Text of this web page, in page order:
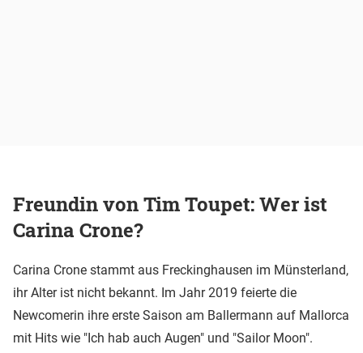
Freundin von Tim Toupet: Wer ist
Carina Crone?
Carina Crone stammt aus Freckinghausen im Münsterland,
ihr Alter ist nicht bekannt. Im Jahr 2019 feierte die
Newcomerin ihre erste Saison am Ballermann auf Mallorca
mit Hits wie "Ich hab auch Augen" und "Sailor Moon".